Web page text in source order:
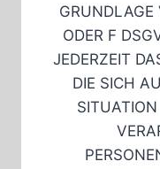
GRUNDLAGE
ODER F
JEDERZEIT
DIE SICH
SITUATION